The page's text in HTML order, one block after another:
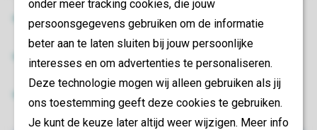
onder meer tracking cookies, die jouw
persoonsgegevens gebruiken om de informatie
beter aan te laten sluiten bij jouw persoonlijke
interesses en om advertenties te personaliseren.
Deze technologie mogen wij alleen gebruiken als jij
ons toestemming geeft deze cookies te gebruiken.
Je kunt de keuze later altijd weer wijzigen. Meer info